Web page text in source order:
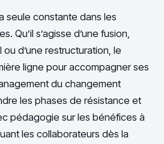
seule constante dans les
Qu’il s’agisse d’une fusion,
ou d’une restructuration, le
ligne pour accompagner ses
du changement
les phases de résistance et
pédagogie sur les bénéfices à
les collaborateurs dès la